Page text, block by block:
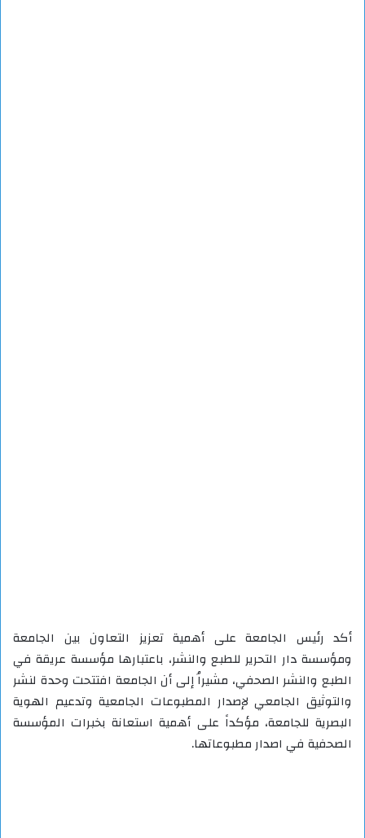
أكد رئيس الجامعة على أهمية تعزيز التعاون بين الجامعة
ومؤسسة دار التحرير للطبع والنشر، باعتبارها مؤسسة عريقة في
الطبع والنشر الصحفي، مشيراُ إلى أن الجامعة افتتحت وحدة لنشر
والتوثيق الجامعي لإصدار المطبوعات الجامعية وتدعيم الهوية
البصرية للجامعة، مؤكداً على أهمية استعانة بخبرات المؤسسة
الصحفية في اصدار مطبوعاتها.